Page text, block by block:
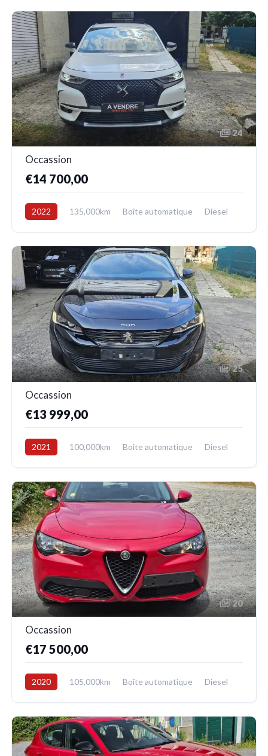
24
Occassion
€14 700,00
2022 135,000km Boîte automatique
Diesel
25
Occassion
€13 999,00
2021 100,000km Boîte automatique
Diesel
20
Occassion
€17 500,00
2020 105,000km Boîte automatique
Diesel